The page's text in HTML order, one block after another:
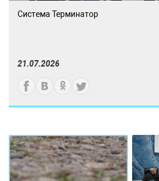
Система Терминатор
21.07.2026